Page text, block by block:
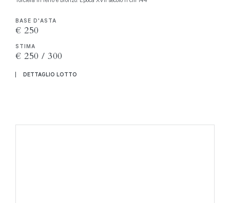
BASE D'ASTA
€ 250
STIMA
€ 250 / 300
DETTAGLIO LOTTO